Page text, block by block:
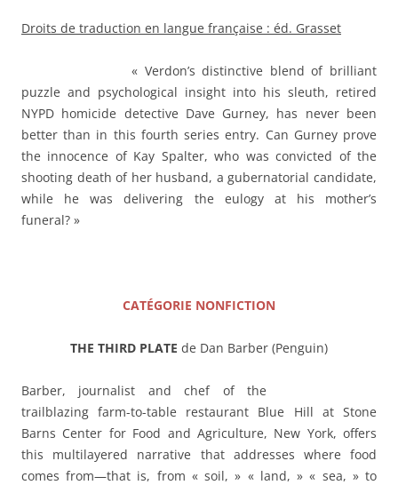
Droits de traduction en langue française : éd. Grasset
« Verdon’s distinctive blend of brilliant
puzzle and psychological insight into his sleuth, retired
NYPD homicide detective Dave Gurney, has never been
better than in this fourth series entry. Can Gurney prove
the innocence of Kay Spalter, who was convicted of the
shooting death of her husband, a gubernatorial candidate,
while he was delivering the eulogy at his mother’s
funeral? »
CATÉGORIE NONFICTION
THE THIRD PLATE de Dan Barber (Penguin)
Barber, journalist and chef of the
trailblazing farm-to-table restaurant Blue Hill at Stone
Barns Center for Food and Agriculture, New York, offers
this multilayered narrative that addresses where food
comes from—that is, from « soil, » « land, » « sea, » to